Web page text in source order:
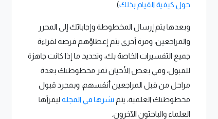
حول كيفية القيام بذلك).
وبعدها يتم إرسال المخطوطة وإجاباتك إلى المحرر
والمراجعين، ومرة أخرى يتم إعطاؤهم فرصة لقراءة
جميع التفسيرات الخاصة بك، وتحديد ما إذا كانت جاهزة
للقبول، وفي بعض الأحيان تمر مخطوطتك بعدة
مراحل من قبل المراجعين أنفسهم، وبمجرد قبول
مخطوطتك العلمية، يتم نشرها في المجلة ليقرأها
العلماء والباحثون الآخرون.